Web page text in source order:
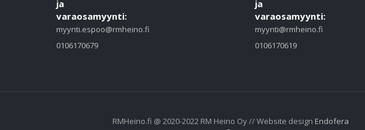
ja
varaosamyynti:
myynti.espoo@rmheino.fi
0106170679
ja
varaosamyynti:
myynti@rmheino.fi
0106170619
RMHeino.fi @ 2020-2022 RM Heino Oy // Website design Endofera